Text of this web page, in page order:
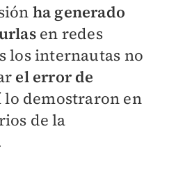
ha generado
en redes
los internautas no
el error de
demostraron en
de la